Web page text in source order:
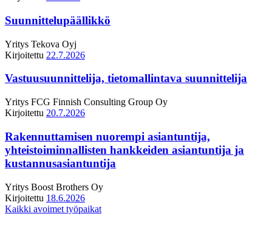
Suunnittelupäällikkö
Yritys Tekova Oyj
Kirjoitettu 22.7.2026
Vastuusuunnittelija, tietomallintava suunnittelija
Yritys FCG Finnish Consulting Group Oy
Kirjoitettu 20.7.2026
Rakennuttamisen nuorempi asiantuntija,
yhteistoiminnallisten hankkeiden asiantuntija ja
kustannusasiantuntija
Yritys Boost Brothers Oy
Kirjoitettu 18.6.2026
Kaikki avoimet työpaikat